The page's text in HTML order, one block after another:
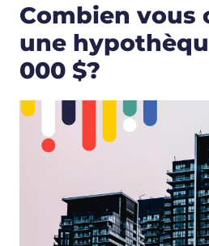
Combien vous
une
000 $?